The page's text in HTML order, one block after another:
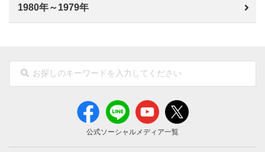
1980年～1979年
公式ソーシャルメディア一覧